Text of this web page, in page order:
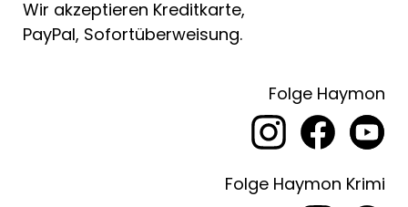
Wir akzeptieren Kreditkarte,
PayPal, Sofortüberweisung.
Folge Haymon
Folge Haymon Krimi